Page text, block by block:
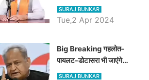
राजस्थान में कोटपूतली में करेंगे
विशाल रैली, एक सभा से 8 सीटों
SURAJ BUNKAR
Tue,2 Apr 2024
Big Breaking गहलोत-
पायलट-डोटासरा भी जाएंगे
अयोध्या, करेंगे रामलला के दर्शन
SURAJ BUNKAR